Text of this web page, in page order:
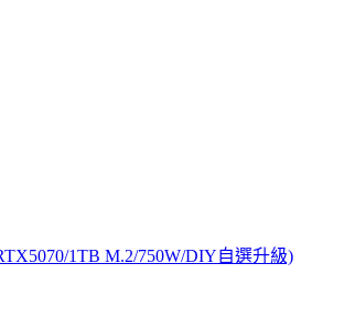
1TB M.2/750W/DIY自選升級)